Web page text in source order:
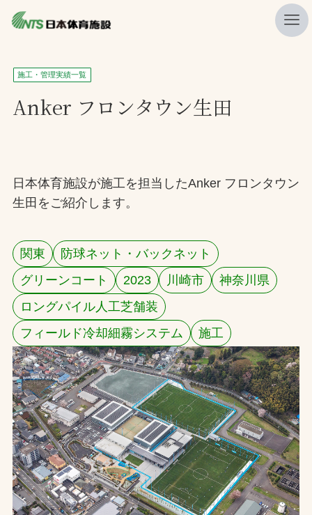
私たちの強み
ニュース
製品・サービス一覧
施工・管理実績一覧
採用情報
お問合せ
お取引先の皆様へ
プライバシーポリシー
ソーシャルメディアポリシー
施工・管理実績一覧
Anker フロンタウン生田
日本体育施設が施工を担当したAnker フロンタウン
生田をご紹介します。
関東
防球ネット・バックネット
グリーンコート
2023 川崎市
神奈川県
ロングパイル人工芝舗装
フィールド冷却細霧システム
施工